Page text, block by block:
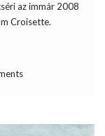
az immár 2008
Croisette.